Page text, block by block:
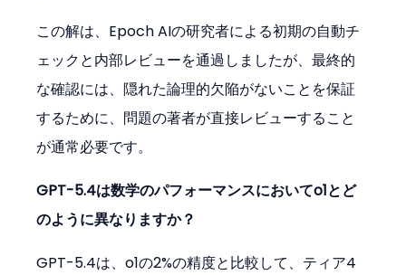
この解は、Epoch AIの研究者による初期の自動チ
ェックと内部レビューを通過しましたが、最終的
な確認には、隠れた論理的欠陥がないことを保証
するために、問題の著者が直接レビューすること
が通常必要です。
GPT-5.4は数学のパフォーマンスにおいてo1とど
のように異なりますか？
GPT-5.4は、o1の2%の精度と比較して、ティア4